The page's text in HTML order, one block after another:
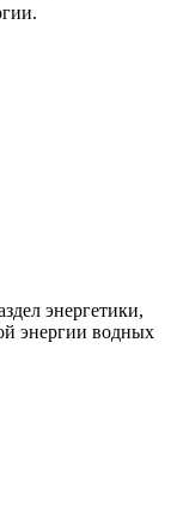
энергетики,
энергии водных